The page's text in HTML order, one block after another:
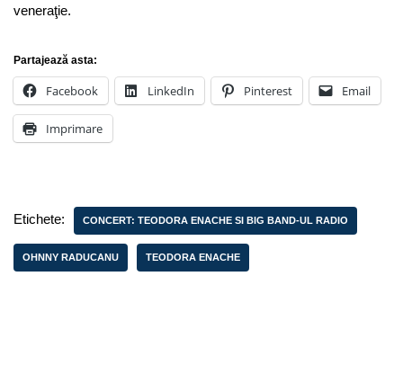
veneraţie.
Partajează asta:
Facebook LinkedIn Pinterest Email
Imprimare
Etichete: CONCERT: TEODORA ENACHE SI BIG BAND-UL RADIO
OHNNY RADUCANU TEODORA ENACHE